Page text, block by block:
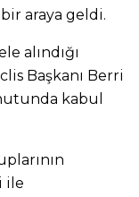
araya geldi.
alındığı
Başkanı Berri
kabul
ile